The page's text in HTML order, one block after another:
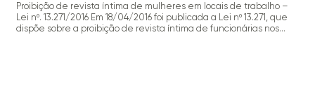
Proibição de revista íntima de mulheres em locais de trabalho –
Lei nº. 13.271/2016 Em 18/04/2016 foi publicada a Lei nº 13.271, que
dispõe sobre a proibição de revista íntima de funcionárias nos